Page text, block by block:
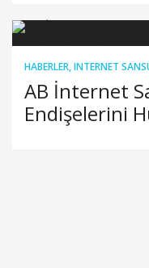
HABERLER,INTERNET
AB İnternet
Endişelerini